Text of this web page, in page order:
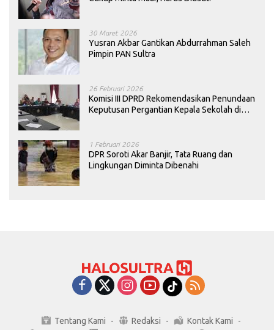
30 Maret 2026
Yusran Akbar Gantikan Abdurrahman Saleh
Pimpin PAN Sultra
26 Februari 2026
Komisi III DPRD Rekomendasikan Penundaan
Keputusan Pergantian Kepala Sekolah di
1 Februari 2026
DPR Soroti Akar Banjir, Tata Ruang dan
Lingkungan Diminta Dibenahi
Tentang Kami Redaksi
Kontak Kami